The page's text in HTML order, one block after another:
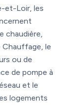
et-Loir, les
chaudière,
Chauffage, le
ou de
de pompe à
et le
logements